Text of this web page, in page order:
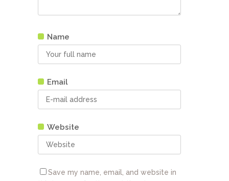
Name
Email
Website
Save my name, email, and website in